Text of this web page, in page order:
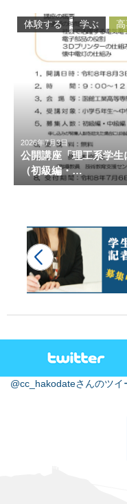
2026年7月3日
公開講座「理工系学
（初級編・…
体験する 学ぶ
@cc_hakodateさんのツイ